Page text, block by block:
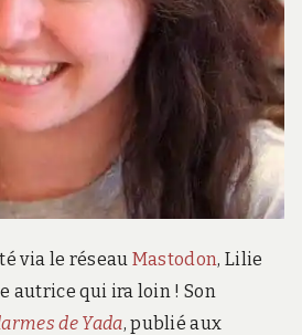
via le réseau Mastodon, Lilie
autrice qui ira loin ! Son
de Yada, publié aux